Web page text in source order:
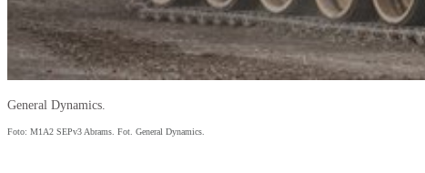
General Dynamics.
Foto: M1A2 SEPv3 Abrams. Fot. General Dynamics.